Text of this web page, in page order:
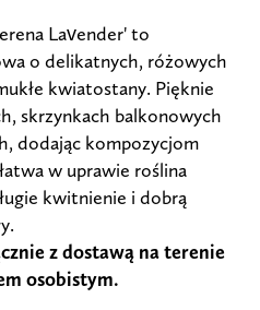
Lavender' to
o delikatnych, różowych
kwiatostany. Pięknie
skrzynkach balkonowych
dodając kompozycjom
w uprawie roślina
kwitnienie i dobrą
z dostawą na terenie
osobistym.